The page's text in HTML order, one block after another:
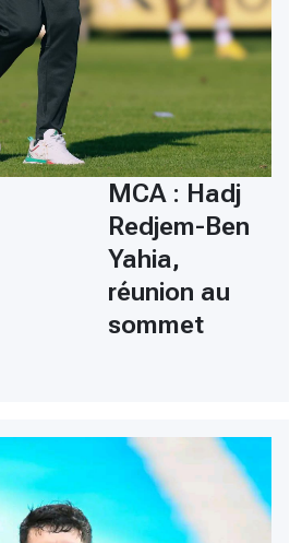
MCA : Hadj
Redjem-Ben
Yahia,
réunion au
sommet